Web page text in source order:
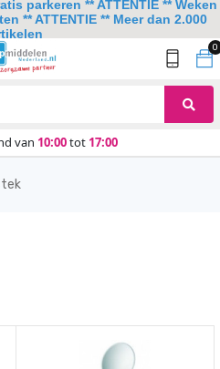
0
van 10:00tot 17:00
parkeren ** ATTENTIE ** Weken
** ATTENTIE ** Meer dan 2.000